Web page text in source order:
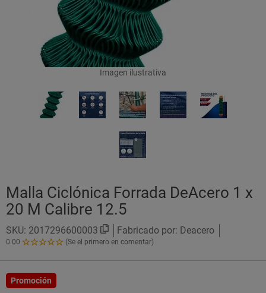
Imagen ilustrativa
Malla Ciclónica Forrada DeAcero 1 x
20 M Calibre 12.5
SKU: 2017296600003 Fabricado por: Deacero
0.00
0.00
Estrellas!
(Se el primero en comentar)
Promoción